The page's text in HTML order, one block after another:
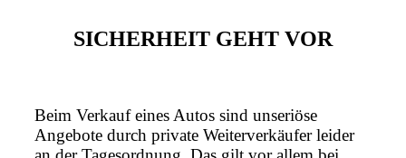
SICHERHEIT GEHT VOR
Beim Verkauf eines Autos sind unseriöse
Angebote durch private Weiterverkäufer leider